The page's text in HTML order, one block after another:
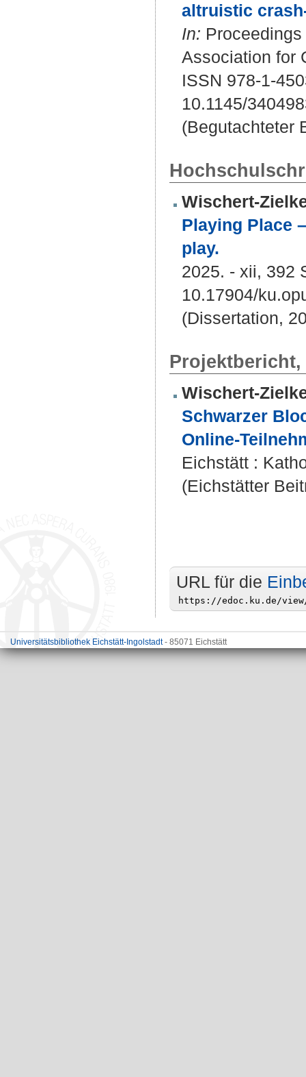
altruistic
In:
Association for
ISSN 978-1-
10.1145/
(Begutachteter
Wischert-
Playing Place
play.
2025. - xii, 392
10.17904/
(Dissertation,
Wischert-
Schwarzer
Online-
Eichstätt :
(Eichstätter
URL für die
Universitätsbibliothek Eichstätt-Ingolstadt- 85071 Eichstätt